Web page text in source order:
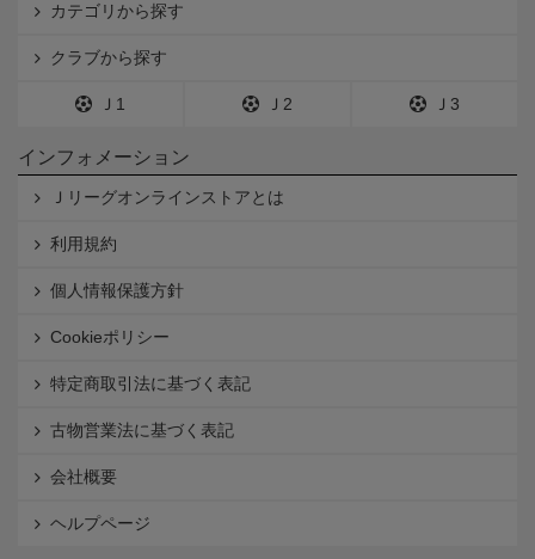
カテゴリから探す
クラブから探す
Ｊ1 Ｊ2 Ｊ3
インフォメーション
Ｊリーグオンラインストアとは
利用規約
個人情報保護方針
Cookieポリシー
特定商取引法に基づく表記
古物営業法に基づく表記
会社概要
ヘルプページ